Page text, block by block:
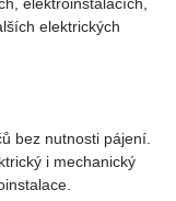
elektrických
bez nutnosti pájení.
i mechanický